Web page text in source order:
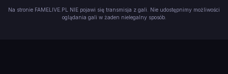
Na stronie FAMELIVE.PL NIE pojawi się transmisja z gali. Nie udostępnimy możliwości
oglądania gali w żaden nielegalny sposób.